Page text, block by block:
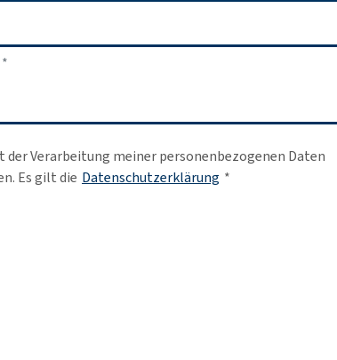
der Verarbeitung meiner personenbezogenen Daten
Es gilt die Datenschutzerklärung *